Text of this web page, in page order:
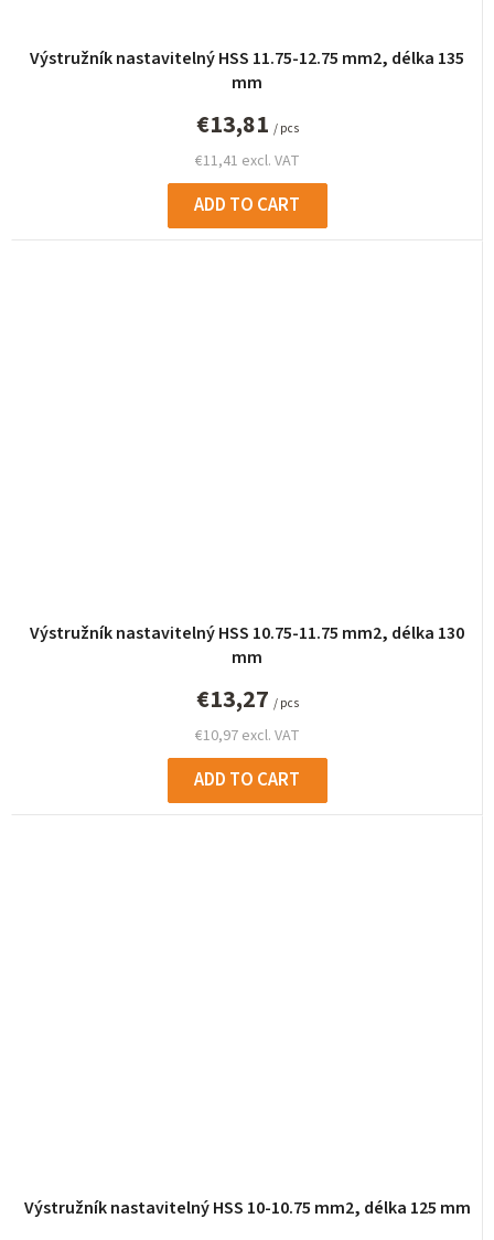
Výstružník nastavitelný HSS 11.75-12.75 mm2, délka 135
mm
€11,41 excl. VAT
€13,81 / pcs
ADD TO CART
Výstružník nastavitelný HSS 10.75-11.75 mm2, délka 130
mm
€10,97 excl. VAT
€13,27 / pcs
ADD TO CART
Výstružník nastavitelný HSS 10-10.75 mm2, délka 125 mm